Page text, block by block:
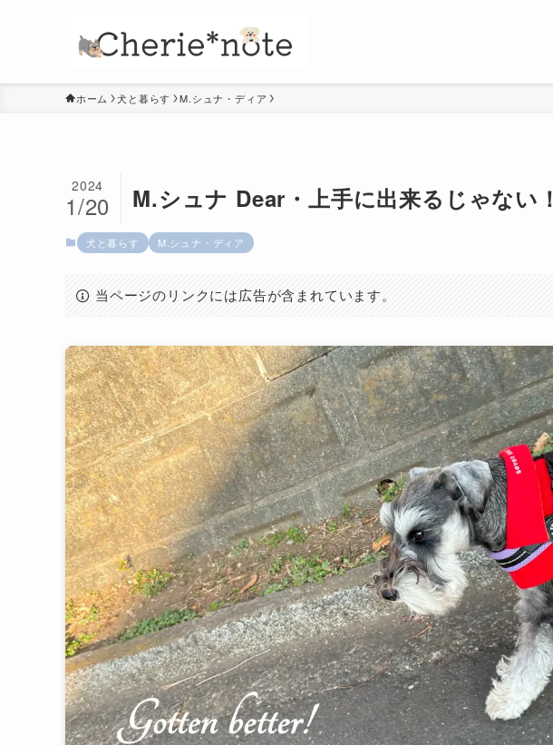
ホーム 犬と暮らす M.シュナ・ディア
M.シュナ Dear・上手に出来るじゃない！
2024
1/20
犬と暮らす M.シュナ・ディア
当ページのリンクには広告が含まれています。